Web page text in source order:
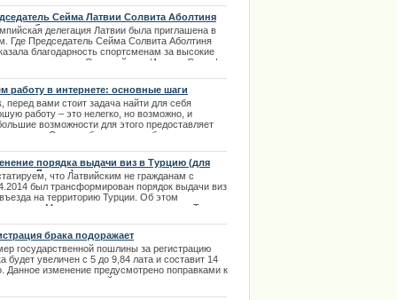
Сейма Латвии Солвита Аболтиня
благодарность спортсменам
делегация Латвии была приглашена в
Где Председатель Сейма Солвита Аболтиня
благодарность спортсменам за высокие
на зимних Олимпийских Играх в Сочи. |
работу в интернете: основные шаги
перед вами стоит задача найти для себя
работу – это нелегко, но возможно, и
возможности для этого предоставляет
интернет. Сегодня большинство более или менее
порядка выдачи виз в Турцию (для
Латвии)
что Латвийским не гражданам с
был трансформирован порядок выдачи виз
на территорию Турции. Об этом
Министерство иностранных дел Турции.
брака подоражает
государственной пошлины за регистрацию
будет увеличен с 5 до 9,84 лата и составит 14
Данное изменение предусмотрено поправками к
о государственной пошлине за регистрацию